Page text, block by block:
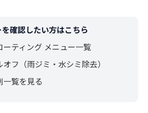
確認したい方はこちら
ーティング メニュー一覧
オフ（雨ジミ・水シミ除去）
一覧を見る